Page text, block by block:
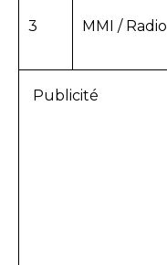
3 MMI / Radio
Publicité